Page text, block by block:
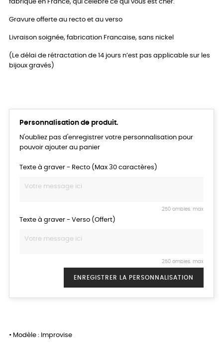
fabriqué en France, qui célèbre ce qui vous est cher.
Gravure offerte au recto et au verso
Livraison soignée, fabrication Francaise, sans nickel
(Le délai de rétractation de 14 jours n’est pas applicable sur les
bijoux gravés)
Personnalisation de produit.
N'oubliez pas d'enregistrer votre personnalisation pour
pouvoir ajouter au panier
Texte à graver - Recto (Max 30 caractères)
250 ombles. max
Texte à graver - Verso (Offert)
250 ombles. max
ENREGISTRER LA PERSONNALISATION
• Modèle : Improvise